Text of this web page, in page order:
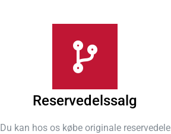
Reservedelssalg
Du kan hos os købe originale reservedele